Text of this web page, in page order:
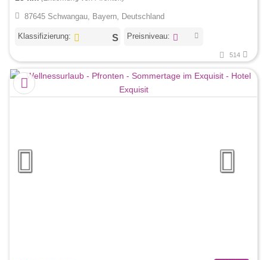
87645 Schwangau, Bayern, Deutschland
Klassifizierung: Preisniveau:
514